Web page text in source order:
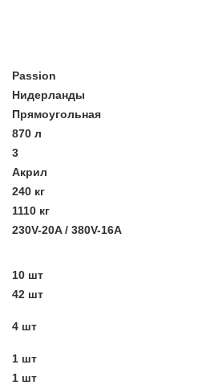
Passion
Нидерланды
Прямоугольная
870 л
3
Акрил
240 кг
1110 кг
230V-20A / 380V-16A
10 шт
42 шт
4 шт
1 шт
1 шт